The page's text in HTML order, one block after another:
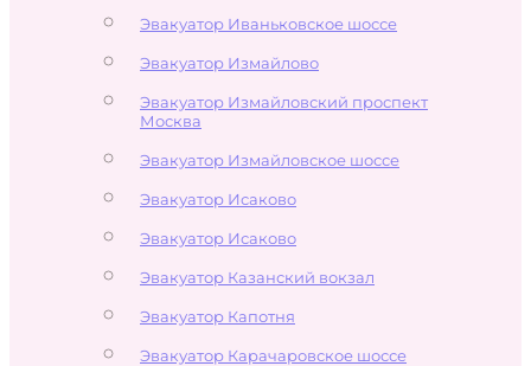
Эвакуатор Иваньковское шоссе
Эвакуатор Измайлово
Эвакуатор Измайловский проспект
Москва
Эвакуатор Измайловское шоссе
Эвакуатор Исаково
Эвакуатор Исаково
Эвакуатор Казанский вокзал
Эвакуатор Капотня
Эвакуатор Карачаровское шоссе